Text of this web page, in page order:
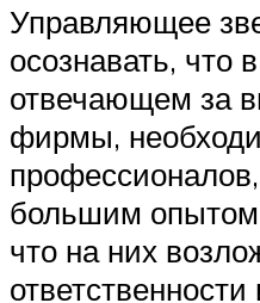
Управляющее
осознавать, что
отвечающем за
фирмы,
большим
что на них